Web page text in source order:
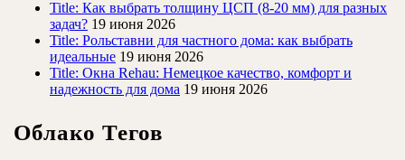
Title: Как выбрать толщину ЦСП (8-20 мм) для разных
задач? 19 июня 2026
Title: Рольставни для частного дома: как выбрать
идеальные 19 июня 2026
Title: Окна Rehau: Немецкое качество, комфорт и
надежность для дома 19 июня 2026
Облако Тегов